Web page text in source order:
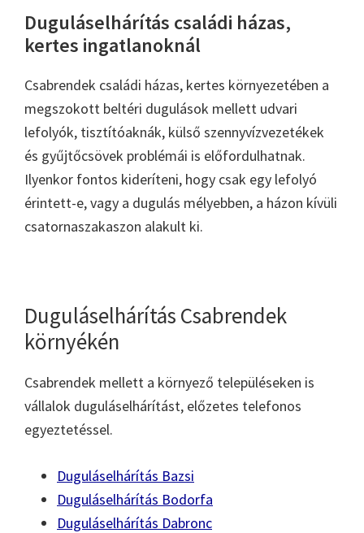
Duguláselhárítás családi házas,
kertes ingatlanoknál
Csabrendek családi házas, kertes környezetében a
megszokott beltéri dugulások mellett udvari
lefolyók, tisztítóaknák, külső szennyvízvezetékek
és gyűjtőcsövek problémái is előfordulhatnak.
Ilyenkor fontos kideríteni, hogy csak egy lefolyó
érintett-e, vagy a dugulás mélyebben, a házon kívüli
csatornaszakaszon alakult ki.
Duguláselhárítás Csabrendek
környékén
Csabrendek mellett a környező településeken is
vállalok duguláselhárítást, előzetes telefonos
egyeztetéssel.
Duguláselhárítás Bazsi
Duguláselhárítás Bodorfa
Duguláselhárítás Dabronc